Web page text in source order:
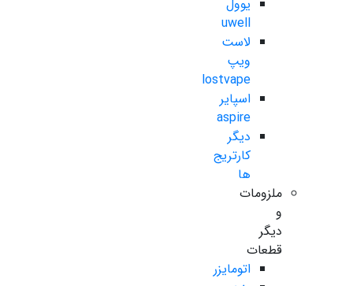
یوول
uwell
لاست
ویپ
lostvape
اسپایر
aspire
دیگر
کارتریج
ها
ملزومات
و
دیگر
قطعات
اتومایزر